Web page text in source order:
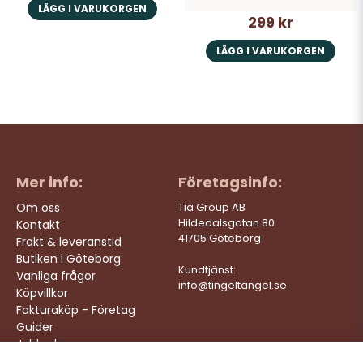
LÄGG I VARUKORGEN
299 kr
LÄGG I VARUKORGEN
Mer info:
Om oss
Kontakt
Frakt & leveranstid
Butiken i Göteborg
Vanliga frågor
Köpvillkor
Fakturaköp - Företag
Guider
Jobba hos oss
Företagsinfo:
Tia Group AB
Hildedalsgatan 80
41705 Göteborg
Kundtjänst:
info@tingeltangel.se